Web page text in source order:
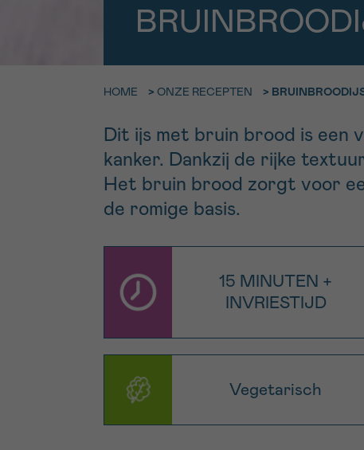
HOME > ONZE RECEPTEN >
Dit ijs met bruin brood is een
kanker. Dankzij de rijke
Het bruin brood zorgt voor
de romige basis.
15 MINUTEN +
INVRIESTIJD
Vegetarisch
Bel ons
worden
Ja, stuur mij de